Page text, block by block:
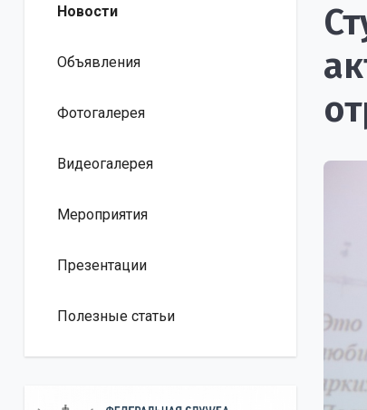
Новости
Объявления
Фотогалерея
Видеогалерея
Мероприятия
Презентации
Полезные статьи